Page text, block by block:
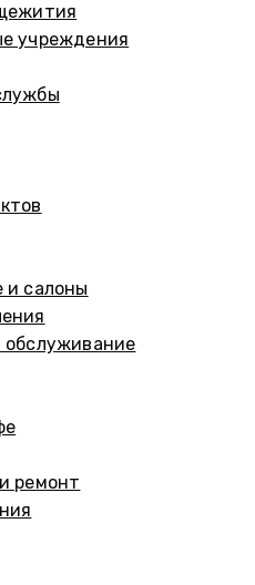
учреждения
и салоны
обслуживание
ремонт